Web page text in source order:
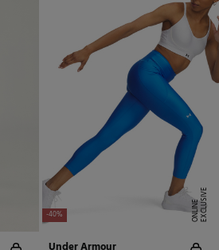
-40% E
X
C
L
U
SI
V
E
O
N
LI
N
E